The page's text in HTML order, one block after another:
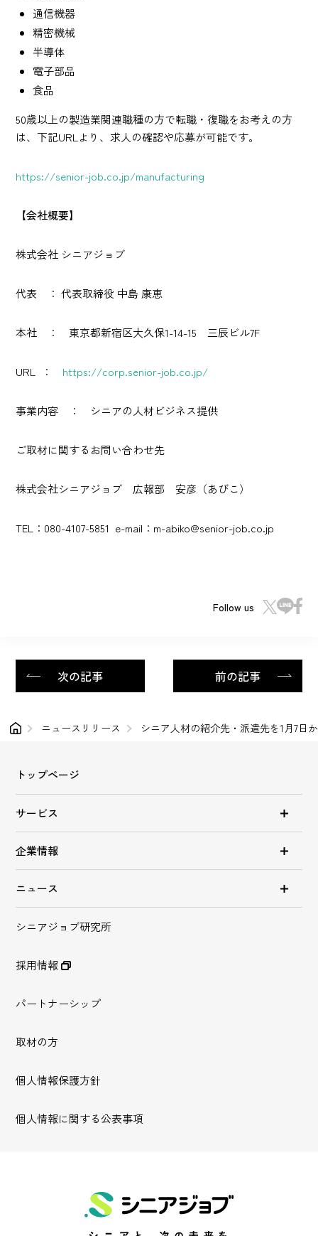
通信機器
精密機械
半導体
電子部品
食品
50歳以上の製造業関連職種の方で転職・復職をお考えの方
は、下記URLより、求人の確認や応募が可能です。
https://senior-job.co.jp/manufacturing
【会社概要】
株式会社 シニアジョブ
代表 ： 代表取締役 中島 康恵
本社 ： 東京都新宿区大久保1-14-15 三辰ビル7F
URL ： https://corp.senior-job.co.jp/
事業内容 ： シニアの人材ビジネス提供
ご取材に関するお問い合わせ先
株式会社シニアジョブ 広報部 安彦（あびこ）
TEL：080-4107-5851 e-mail：m-abiko@senior-job.co.jp
Follow us
次の記事 前の記事
ニュースリリース シニア人材の紹介先・派遣先を1月7日
トップページ
サービス
企業情報
ニュース
シニアジョブ研究所
採用情報
パートナーシップ
取材の方
個人情報保護方針
個人情報に関する公表事項